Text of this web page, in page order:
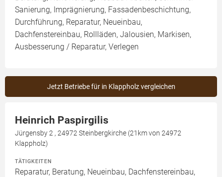
Sanierung, Imprägnierung, Fassadenbeschichtung,
Durchführung, Reparatur, Neueinbau,
Dachfenstereinbau, Rollläden, Jalousien, Markisen,
Ausbesserung / Reparatur, Verlegen
Jetzt Betriebe für in Klappholz vergleichen
Heinrich Paspirgilis
Jürgensby 2 , 24972 Steinbergkirche (21km von 24972
Klappholz)
TÄTIGKEITEN
Reparatur, Beratung, Neueinbau, Dachfenstereinbau,